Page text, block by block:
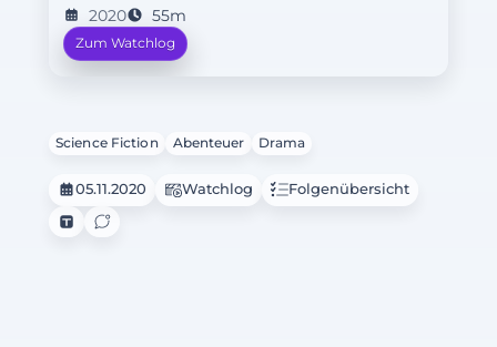
2020 55m
Zum Watchlog
Science Fiction Abenteuer Drama
05.11.2020 Watchlog Folgenübersicht